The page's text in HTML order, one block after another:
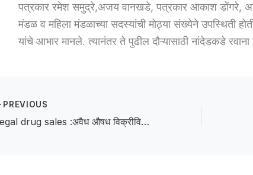
पत्रकार रमेश समुद्रे,अजय वानखडे, पत्रकार आकाश डोंगरे,
मंडळ व महिला मंडळाच्या सदस्यांची मोठ्या संख्येने उपस्थिती
यांचे आभार मानले. त्यानंतर ते पुढील दौऱ्यासाठी नांदेडकडे
PREVIOUS
illegal drug sales :अवैध औषध विक्रीविरोधात १६ एप्रिलपासून आमरण उपोषण